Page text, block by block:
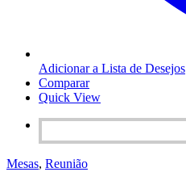
Adicionar a Lista de Desejos
Comparar
Quick View
Mesas, Reunião